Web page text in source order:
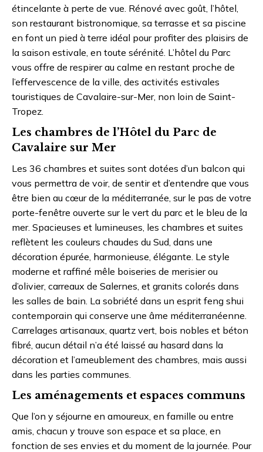
étincelante à perte de vue. Rénové avec goût, l’hôtel,
son restaurant bistronomique, sa terrasse et sa piscine
en font un pied à terre idéal pour profiter des plaisirs de
la saison estivale, en toute sérénité. L’hôtel du Parc
vous offre de respirer au calme en restant proche de
l’effervescence de la ville, des activités estivales
touristiques de Cavalaire-sur-Mer, non loin de Saint-
Tropez.
Les chambres de l’Hôtel du Parc de
Cavalaire sur Mer
Les 36 chambres et suites sont dotées d’un balcon qui
vous permettra de voir, de sentir et d’entendre que vous
être bien au cœur de la méditerranée, sur le pas de votre
porte-fenêtre ouverte sur le vert du parc et le bleu de la
mer. Spacieuses et lumineuses, les chambres et suites
reflètent les couleurs chaudes du Sud, dans une
décoration épurée, harmonieuse, élégante. Le style
moderne et raffiné mêle boiseries de merisier ou
d’olivier, carreaux de Salernes, et granits colorés dans
les salles de bain. La sobriété dans un esprit feng shui
contemporain qui conserve une âme méditerranéenne.
Carrelages artisanaux, quartz vert, bois nobles et béton
fibré, aucun détail n’a été laissé au hasard dans la
décoration et l’ameublement des chambres, mais aussi
dans les parties communes.
Les aménagements et espaces communs
Que l’on y séjourne en amoureux, en famille ou entre
amis, chacun y trouve son espace et sa place, en
fonction de ses envies et du moment de la journée. Pour